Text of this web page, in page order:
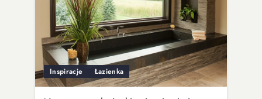
Inspiracje Łazienka